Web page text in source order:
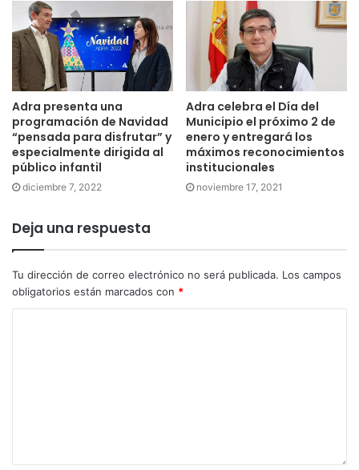
Adra presenta una
programación de Navidad
“pensada para disfrutar” y
especialmente dirigida al
público infantil
diciembre 7, 2022
Adra celebra el Día del
Municipio el próximo 2 de
enero y entregará los
máximos reconocimientos
institucionales
noviembre 17, 2021
Deja una respuesta
Tu dirección de correo electrónico no será publicada. Los campos
obligatorios están marcados con *